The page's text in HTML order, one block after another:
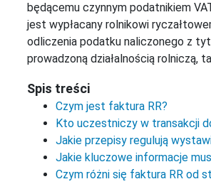
będącemu czynnym podatnikiem
jest wypłacany rolnikowi
odliczenia podatku naliczonego z
prowadzoną działalnością rolniczą,
Spis treści
Czym jest faktura RR?
Kto uczestniczy w transakcji
Jakie przepisy regulują
Jakie kluczowe informacje
Czym różni się faktura RR od